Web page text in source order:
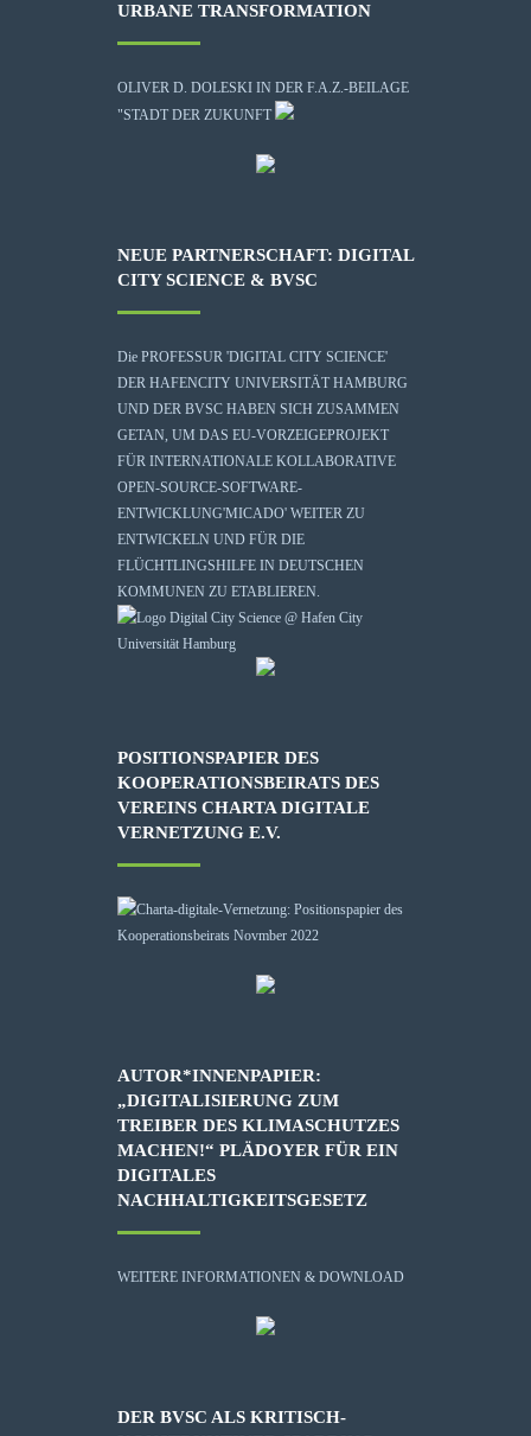
URBANE TRANSFORMATION
OLIVER D. DOLESKI IN DER F.A.Z.-BEILAGE
"STADT DER ZUKUNFT
NEUE PARTNERSCHAFT: DIGITAL
CITY SCIENCE & BVSC
Die PROFESSUR 'DIGITAL CITY SCIENCE'
DER HAFENCITY UNIVERSITÄT HAMBURG
UND DER BVSC HABEN SICH ZUSAMMEN
GETAN, UM DAS EU-VORZEIGEPROJEKT
FÜR INTERNATIONALE KOLLABORATIVE
OPEN-SOURCE-SOFTWARE-
ENTWICKLUNG'MICADO' WEITER ZU
ENTWICKELN UND FÜR DIE
FLÜCHTLINGSHILFE IN DEUTSCHEN
KOMMUNEN ZU ETABLIEREN.
POSITIONSPAPIER DES
KOOPERATIONSBEIRATS DES
VEREINS CHARTA DIGITALE
VERNETZUNG E.V.
AUTOR*INNENPAPIER:
„DIGITALISIERUNG ZUM
TREIBER DES KLIMASCHUTZES
MACHEN!“ PLÄDOYER FÜR EIN
DIGITALES
NACHHALTIGKEITSGESETZ
WEITERE INFORMATIONEN & DOWNLOAD
DER BVSC ALS KRITISCH-